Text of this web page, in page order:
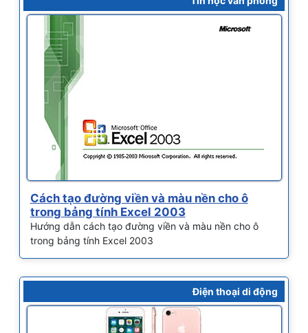
Cách tạo đường viền và màu nền cho ô
trong bảng tính Excel 2003
Hướng dẫn cách tạo đường viền và màu nền cho ô
trong bảng tính Excel 2003
Điện thoại di động